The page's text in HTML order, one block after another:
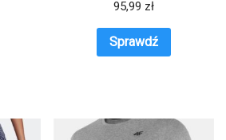
95,99 zł
Sprawdź